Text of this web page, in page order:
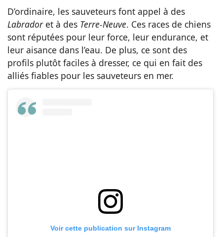
D’ordinaire, les sauveteurs font appel à des
Labrador et à des Terre-Neuve. Ces races de chiens
sont réputées pour leur force, leur endurance, et
leur aisance dans l’eau. De plus, ce sont des
profils plutôt faciles à dresser, ce qui en fait des
alliés fiables pour les sauveteurs en mer.
Voir cette publication sur Instagram